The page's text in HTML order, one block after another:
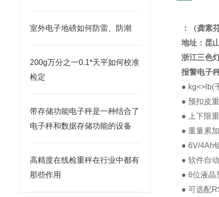
室外电子地磅如何防雷、防潮
200g万分之一0.1*天平如何校准
检定
带存储功能电子秤是一种结合了
电子秤和数据存储功能的设备
高精度在线检重秤在行业中都有
那些作用
：
（龚
地址：昆
浙江三色
报警电子
● kg<>lb(
● 预扣皮
● 上下限
● 重量累
● 6V/4Ah
● 软件自
● 6位液晶
● 可选配